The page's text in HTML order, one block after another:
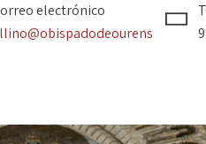
electrónico